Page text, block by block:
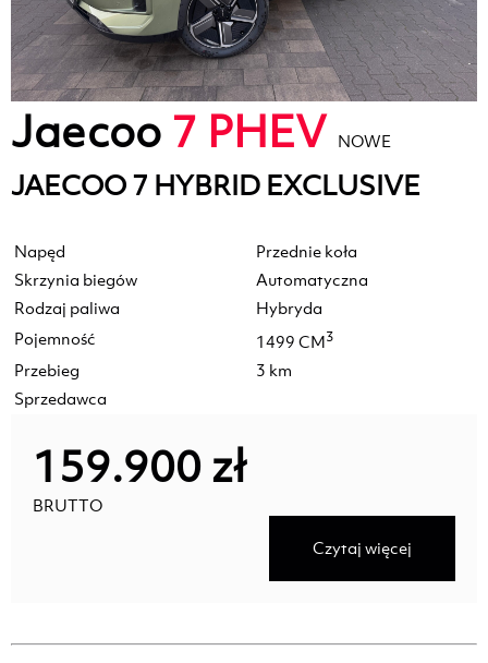
Jaecoo 7 PHEV NOWE
JAECOO 7 HYBRID EXCLUSIVE
Napęd
Przednie koła
Skrzynia biegów
Automatyczna
Rodzaj paliwa
Hybryda
Pojemność
1499 CM3
Przebieg
3 km
Sprzedawca
159.900 zł
BRUTTO
Czytaj więcej